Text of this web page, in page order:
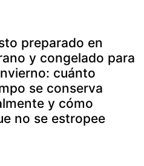
preparado en
y congelado para
cuánto
se conserva
y cómo
no se estropee